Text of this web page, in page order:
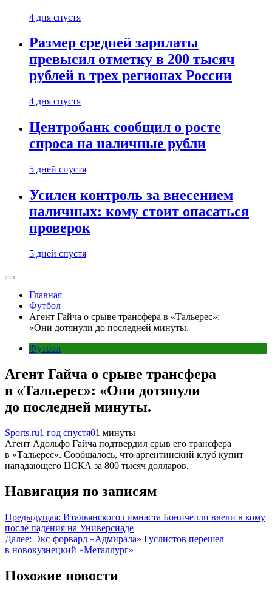
4 дня спустя
Размер средней зарплаты
превысил отметку в 200 тысяч
рублей в трех регионах России
4 дня спустя
Центробанк сообщил о росте
спроса на наличные рубли
5 дней спустя
Усилен контроль за внесением
наличных: кому стоит опасаться
проверок
5 дней спустя
Главная
Футбол
Агент Гайча о срыве трансфера в «Тальерес»:
«Они дотянули до последней минуты.
Футбол
Агент Гайча о срыве трансфера
в «Тальерес»: «Они дотянули
до последней минуты.
Sports.ru1 год спустя01 минуты
Агент Адольфо Гайча подтвердил срыв его трансфера
в «Тальерес». Сообщалось, что аргентинский клуб купит
нападающего ЦСКА за 800 тысяч долларов.
Навигация по записям
Предыдущая: Итальянского гимнаста Боничелли ввели в кому
после падения на Универсиаде
Далее: Экс-форвард «Адмирала» Гуслистов перешел
в новокузнецкий «Металлург»
Похожие новости